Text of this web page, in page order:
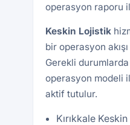
operasyon raporu
Keskin Lojistik
bir operasyon
Gerekli
operasyon modeli
aktif tutulur.
Kırıkkale